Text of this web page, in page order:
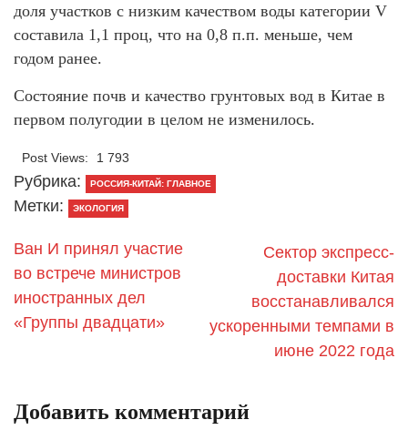
доля участков с низким качеством воды категории V
составила 1,1 проц, что на 0,8 п.п. меньше, чем
годом ранее.
Состояние почв и качество грунтовых вод в Китае в
первом полугодии в целом не изменилось.
Post Views: 1 793
Рубрика: РОССИЯ-КИТАЙ: ГЛАВНОЕ
Метки: ЭКОЛОГИЯ
Ван И принял участие
во встрече министров
иностранных дел
«Группы двадцати»
Сектор экспресс-
доставки Китая
восстанавливался
ускоренными темпами в
июне 2022 года
Добавить комментарий